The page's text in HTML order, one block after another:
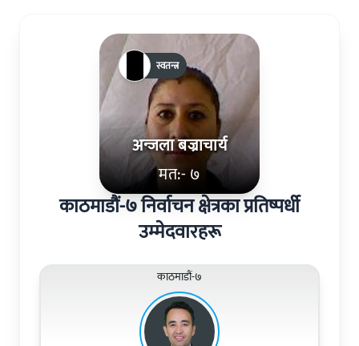
अन्जला बज्राचार्य
मत:- ७
स्वतन्त्र
काठमाडौं-७ निर्वाचन क्षेत्रका प्रतिष्पर्धी
उम्मेदवारहरू
काठमाडौं-७